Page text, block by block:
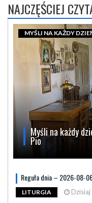
NAJCZĘŚCIEJ
Myśli na każdy
Pio
MYŚLI NA KAŻDY
Reguła dnia – 2026-08-
LITURGIA